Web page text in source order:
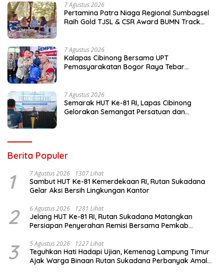
7 Agustus 2026
Pertamina Patra Niaga Regional Sumbagsel
Raih Gold TJSL & CSR Award BUMN Track
7 Agustus 2026
Kalapas Cibinong Bersama UPT
Pemasyarakatan Bogor Raya Tebar
7 Agustus 2026
Semarak HUT Ke-81 RI, Lapas Cibinong
Gelorakan Semangat Persatuan dan
Berita Populer
1 7 Agustus 2026 1307 Lihat
Sambut HUT Ke-81 Kemerdekaan RI, Rutan Sukadana
Gelar Aksi Bersih Lingkungan Kantor
2 6 Agustus 2026 1281 Lihat
Jelang HUT Ke-81 RI, Rutan Sukadana Matangkan
Persiapan Penyerahan Remisi Bersama Pemkab
3 5 Agustus 2026 1227 Lihat
Teguhkan Hati Hadapi Ujian, Kemenag Lampung Timur
Ajak Warga Binaan Rutan Sukadana Perbanyak Amal